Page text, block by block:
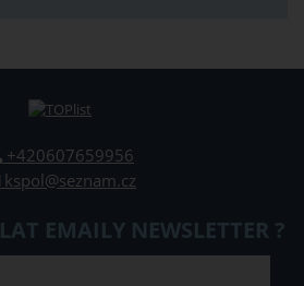
+420607659956
kspol@seznam.cz
EMAILY NEWSLETTER ?